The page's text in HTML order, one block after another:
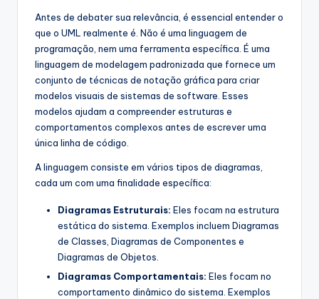
Antes de debater sua relevância, é essencial entender o
que o UML realmente é. Não é uma linguagem de
programação, nem uma ferramenta específica. É uma
linguagem de modelagem padronizada que fornece um
conjunto de técnicas de notação gráfica para criar
modelos visuais de sistemas de software. Esses
modelos ajudam a compreender estruturas e
comportamentos complexos antes de escrever uma
única linha de código.
A linguagem consiste em vários tipos de diagramas,
cada um com uma finalidade específica:
Diagramas Estruturais: Eles focam na estrutura
estática do sistema. Exemplos incluem Diagramas
de Classes, Diagramas de Componentes e
Diagramas de Objetos.
Diagramas Comportamentais: Eles focam no
comportamento dinâmico do sistema. Exemplos